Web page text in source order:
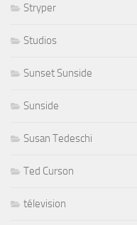
Stryper
Studios
Sunset Sunside
Sunside
Susan Tedeschi
Ted Curson
télevision